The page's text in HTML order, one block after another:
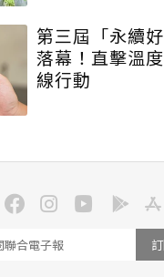
第三屆「永續
落幕！直擊溫
線行動